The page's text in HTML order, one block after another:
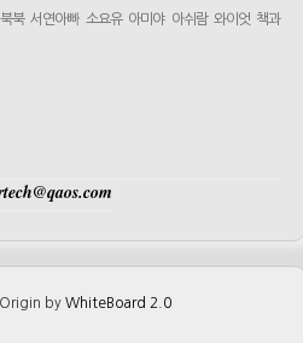
북북 서연아빠 소요유 아미야 아쉬람 와이엇 책과
Origin by WhiteBoard 2.0